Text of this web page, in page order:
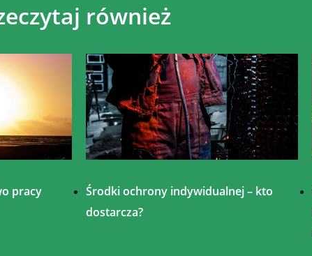
również
pracy
Środki ochrony indywidualnej – kto
dostarcza?